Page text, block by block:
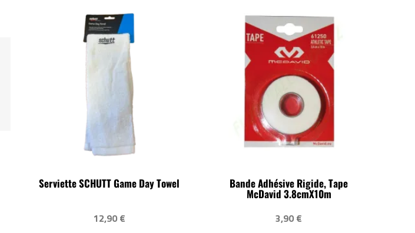
Serviette SCHUTT Game Day Towel
12,90 €
Bande Adhésive Rigide, Tape
McDavid 3.8cmX10m
3,90 €